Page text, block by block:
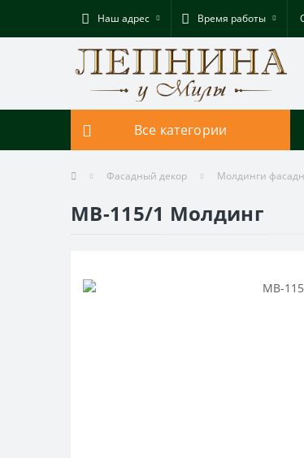
Наш адрес Время работы
Все категории
Фасадный декор Молдинги
МВ-115/1 Молдинг